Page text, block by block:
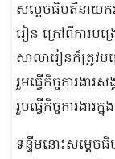
សម្តេចធិបតីនាយក
រៀន ក្រៅពីការប
សាលារៀនក៏ត្រូវប
រួមធ្វើកិច្ចការងា
រួមធ្វើកិច្ចការងារ
ទន្ទឹមនោះសម្តេច